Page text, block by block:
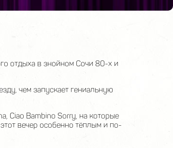
отдыха в знойном Сочи 80-х и
чем запускает гениальную
Ciao Bambino Sorry, на которые
вечер особенно тёплым и по-